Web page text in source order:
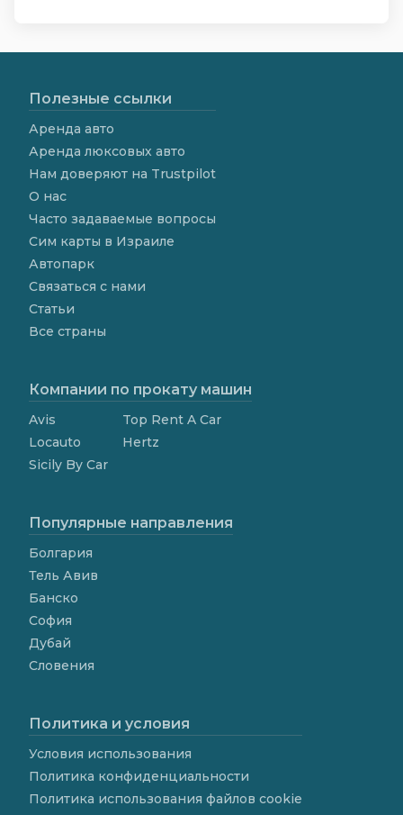
Полезные ссылки
Аренда авто
Аренда люксовых авто
Нам доверяют на Trustpilot
О нас
Часто задаваемые вопросы
Сим карты в Израиле
Автопарк
Связаться с нами
Статьи
Все страны
Компании по прокату машин
Avis
Locauto
Sicily By Car
Top Rent A Car
Hertz
Популярные направления
Болгария
Тель Авив
Банско
София
Дубай
Словения
Политика и условия
Условия использования
Политика конфиденциальности
Политика использования файлов cookie